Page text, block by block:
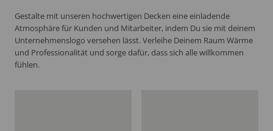
Gestalte mit unseren hochwertigen Decken eine einladende
Atmosphäre für Kunden und Mitarbeiter, indem Du sie mit deinem
Unternehmenslogo versehen lässt. Verleihe Deinem Raum Wärme
und Professionalität und sorge dafür, dass sich alle willkommen
fühlen.